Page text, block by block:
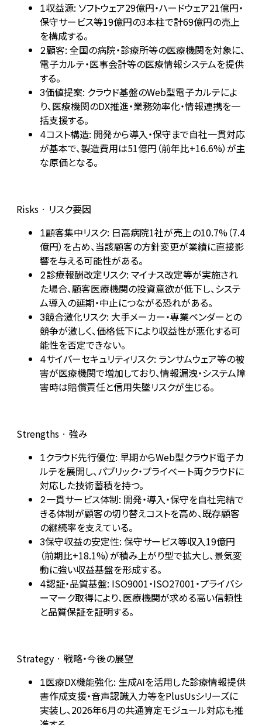
1収益源: ソフトウェア29億円・ハードウェア21億円・
保守サービス等19億円の3本柱で計69億円の売上
を構成する。
2顧客: 全国の病院・診療所等の医療機関を対象に、
電子カルテ・医事会計等の医療情報システムを提供
する。
3価値提案: クラウド基盤のWeb型電子カルテによ
り、医療機関のDX推進・業務効率化・情報連携を一
括支援する。
4コスト構造: 開発から導入・保守まで自社一貫対応
が基本で、製造費用は51億円（前年比+16.6%）が主
な原価となる。
Risks · リスク要因
1顧客集中リスク: 日高病院1社が売上の10.7%（7.4
億円）を占め、当該顧客の方針変更が業績に直接影
響を与える可能性がある。
2診療報酬改定リスク: マイナス改定等が実施され
た場合、顧客医療機関の投資意欲が低下し、システ
ム導入の延期・中止につながる恐れがある。
3競合激化リスク: 大手メーカー・専業ベンダーとの
競争が激しく、価格低下により収益性が悪化する可
能性を否定できない。
4サイバーセキュリティリスク: ランサムウェア等の被
害が医療機関で増加しており、情報漏洩・システム障
害時は賠償責任と信用失墜リスクが生じる。
Strengths · 強み
1クラウド先行優位: 早期からWeb型クラウド電子カ
ルテを展開し、パブリック・プライベート両クラウドに
対応した技術蓄積を持つ。
2一貫サービス体制: 開発・導入・保守を自社完結で
きる体制が顧客の切り替えコストを高め、既存顧客
の継続率を支えている。
3保守収益の安定性: 保守サービス等収入19億円
（前期比+18.1%）が積み上がり型で拡大し、景気変
動に強い収益基盤を形成する。
4認証・品質基盤: ISO9001・ISO27001・プライバシ
ーマーク取得により、医療機関が求める高い信頼性
と品質保証を証明する。
Strategy · 戦略・今後の展望
1医療DX機能強化: 生成AIを活用した診療情報提供
書作成支援・音声認識入力等をPlusUsシリーズに
実装し、2026年6月の共通算定モジュール対応も推